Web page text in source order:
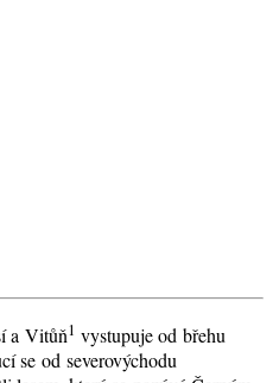
a Vitůň1 vystupuje od břehu
se od severovýchodu